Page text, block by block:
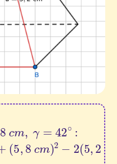
m , γ= 42 ⇒c2=
m) 2+
⋅5 ,8 c m) cos(42